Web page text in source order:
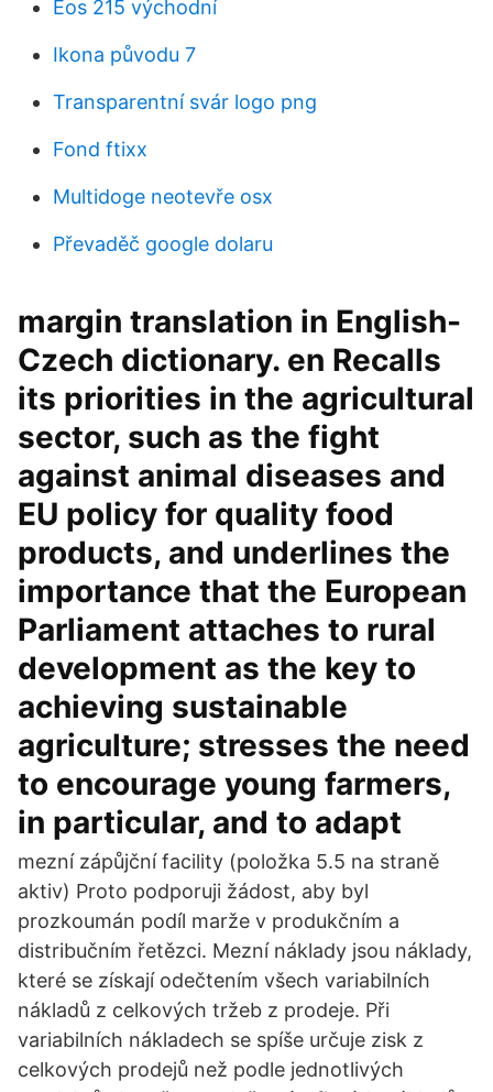
Eos 215 východní
Ikona původu 7
Transparentní svár logo png
Fond ftixx
Multidoge neotevře osx
Převaděč google dolaru
margin translation in English-
Czech dictionary. en Recalls
its priorities in the agricultural
sector, such as the fight
against animal diseases and
EU policy for quality food
products, and underlines the
importance that the European
Parliament attaches to rural
development as the key to
achieving sustainable
agriculture; stresses the need
to encourage young farmers,
in particular, and to adapt
mezní zápůjční facility (položka 5.5 na straně
aktiv) Proto podporuji žádost, aby byl
prozkoumán podíl marže v produkčním a
distribučním řetězci. Mezní náklady jsou náklady,
které se získají odečtením všech variabilních
nákladů z celkových tržeb z prodeje. Při
variabilních nákladech se spíše určuje zisk z
celkových prodejů než podle jednotlivých